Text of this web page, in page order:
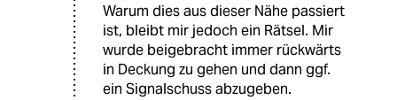
Warum dies aus dieser Nähe passiert
ist, bleibt mir jedoch ein Rätsel. Mir
wurde beigebracht immer rückwärts
in Deckung zu gehen und dann ggf.
ein Signalschuss abzugeben.